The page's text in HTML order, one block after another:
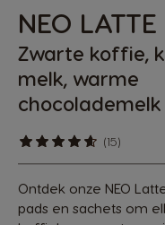
NEO
Zwarte koffie,
melk, warme
(15)
Ontdek onze NEO
pads en sachets om